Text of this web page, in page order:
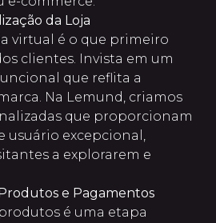
da Loja
virtual é o que primeiro
clientes. Invista em um
que reflita a
Na Lemund, criamos
que proporcionam
usuário excepcional,
a explorarem e
e Pagamentos
é uma etapa